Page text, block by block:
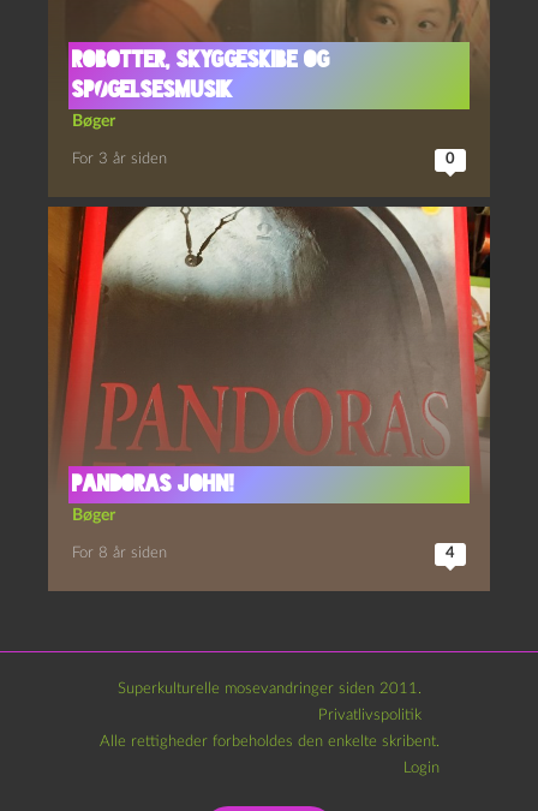
Robotter, skyggeskibe og
spøgelsesmusik
Bøger
For 3 år siden 0
Pandoras John!
Bøger
For 8 år siden 4
Superkulturelle mosevandringer siden 2011.
Privatlivspolitik
Alle rettigheder forbeholdes den enkelte skribent.
Login